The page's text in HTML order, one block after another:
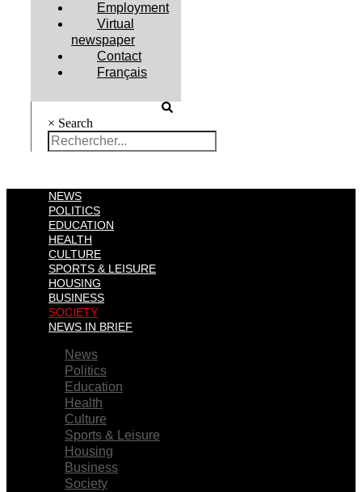
Employment
Virtual
newspaper
Contact
Français
× Search
NEWS
POLITICS
EDUCATION
HEALTH
CULTURE
SPORTS & LEISURE
HOUSING
BUSINESS
SOCIETY
NEWS IN BRIEF
News
Politics
Education
Health
Culture
Sports & Leisure
Housing
Business
Society